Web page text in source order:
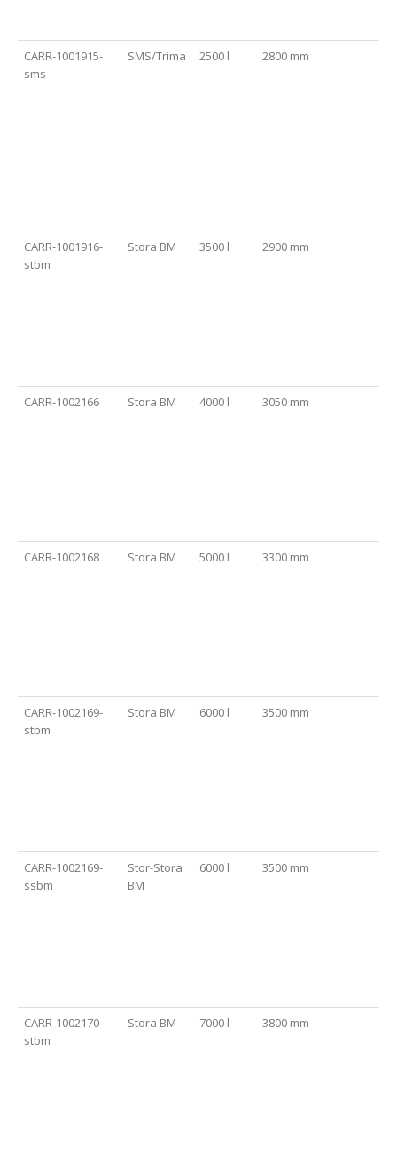
CARR-1001915-
sms
SMS/Trima 2500 l 2800 mm
CARR-1001916-
stbm
Stora BM 3500 l 2900 mm
CARR-1002166 Stora BM 4000 l 3050 mm
CARR-1002168 Stora BM 5000 l 3300 mm
CARR-1002169-
stbm
Stora BM 6000 l 3500 mm
CARR-1002169-
ssbm
Stor-Stora
BM
6000 l 3500 mm
CARR-1002170-
stbm
Stora BM 7000 l 3800 mm